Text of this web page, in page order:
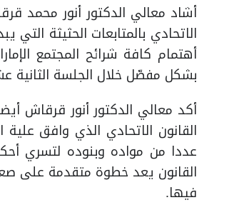
أشاد معالي الدكتور أنور محمد
الاتحادي بالمتابعات الحثيثة
أهتمام كافة شرائح المجتمع
بشكل مفصّل خلال الجلسة الثانية
أكد معالي الدكتور أنور قرقاش
القانون الاتحادي الذي وافق
عددا من مواده وبنوده لتسري
القانون يعد خطوة متقدمة على
فيها.